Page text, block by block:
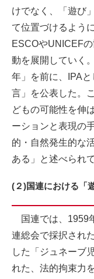
けでなく、「遊び
て位置づけるよう
ESCOやUNICEF
動を展開していく
年」を前に、IPA
言」を公表した。
どもの可能性を伸
ーションと表現の
的・自然発生的な
ある」と述べられ
(２)国連における「
国連では、1959
連総会で採択され
した「ジュネーブ
れた、法的拘束力